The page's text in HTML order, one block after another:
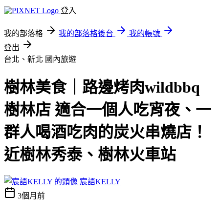
登入
我的部落格 我的部落格後台
我的帳號
登出
台北、新北 國內旅遊
樹林美食｜路邊烤肉wildbbq
樹林店 適合一個人吃宵夜、一
群人喝酒吃肉的炭火串燒店！
近樹林秀泰、樹林火車站
宸語KELLY
3個月前